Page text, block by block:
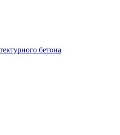
бетона